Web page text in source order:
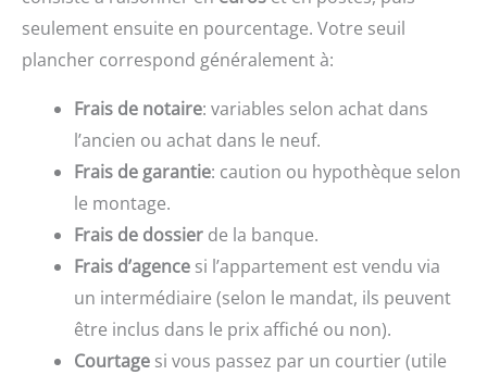
seulement ensuite en pourcentage. Votre seuil
plancher correspond généralement à:
Frais de notaire: variables selon achat dans
l’ancien ou achat dans le neuf.
Frais de garantie: caution ou hypothèque selon
le montage.
Frais de dossier de la banque.
Frais d’agence si l’appartement est vendu via
un intermédiaire (selon le mandat, ils peuvent
être inclus dans le prix affiché ou non).
Courtage si vous passez par un courtier (utile